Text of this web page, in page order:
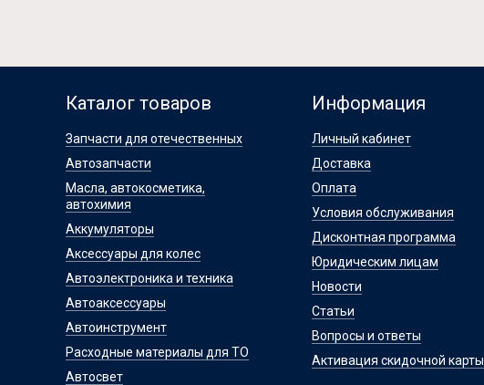
Каталог товаров
Запчасти для отечественных
Автозапчасти
Масла, автокосметика,
автохимия
Аккумуляторы
Аксессуары для колес
Автоэлектроника и техника
Автоаксессуары
Автоинструмент
Расходные материалы для ТО
Автосвет
Информация
Личный кабинет
Доставка
Оплата
Условия обслуживания
Дисконтная программа
Юридическим лицам
Новости
Статьи
Вопросы и ответы
Активация скидочной карты